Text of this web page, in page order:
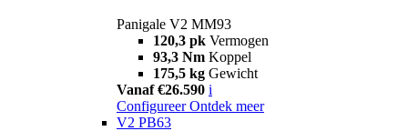
Panigale V2 MM93
120,3 pk Vermogen
93,3 Nm Koppel
175,5 kg Gewicht
Vanaf €26.590 i
Configureer Ontdek meer
V2 PB63